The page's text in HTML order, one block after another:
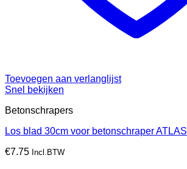
Toevoegen aan verlanglijst
Snel bekijken
Betonschrapers
Los blad 30cm voor betonschraper ATLAS
€7.75 Incl.BTW